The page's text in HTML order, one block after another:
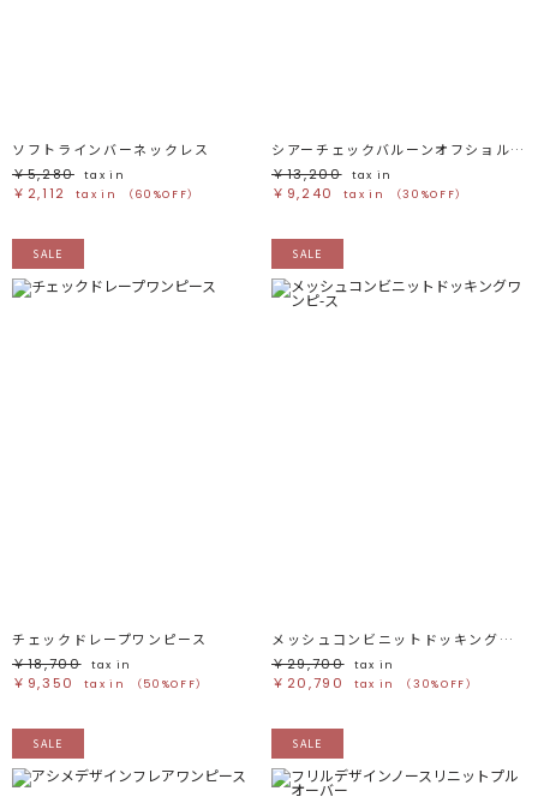
ソフトラインバーネックレス
￥5,280
tax in
￥2,112 tax in （60%OFF）
シアーチェックバルーンオフショルブラウス
￥13,200
tax in
￥9,240 tax in （30%OFF）
SALE
チェックドレープワンピース
￥18,700
tax in
￥9,350 tax in （50%OFF）
SALE
メッシュコンビニットドッキングワンピ-ス
￥29,700
tax in
￥20,790 tax in （30%OFF）
SALE SALE